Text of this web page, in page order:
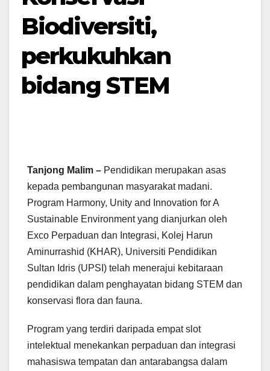
Biodiversiti,
perkukuhkan
bidang STEM
Tanjong Malim – Pendidikan merupakan asas
kepada pembangunan masyarakat madani.
Program Harmony, Unity and Innovation for A
Sustainable Environment yang dianjurkan oleh
Exco Perpaduan dan Integrasi, Kolej Harun
Aminurrashid (KHAR), Universiti Pendidikan
Sultan Idris (UPSI) telah menerajui kebitaraan
pendidikan dalam penghayatan bidang STEM dan
konservasi flora dan fauna.
Program yang terdiri daripada empat slot
intelektual menekankan perpaduan dan integrasi
mahasiswa tempatan dan antarabangsa dalam